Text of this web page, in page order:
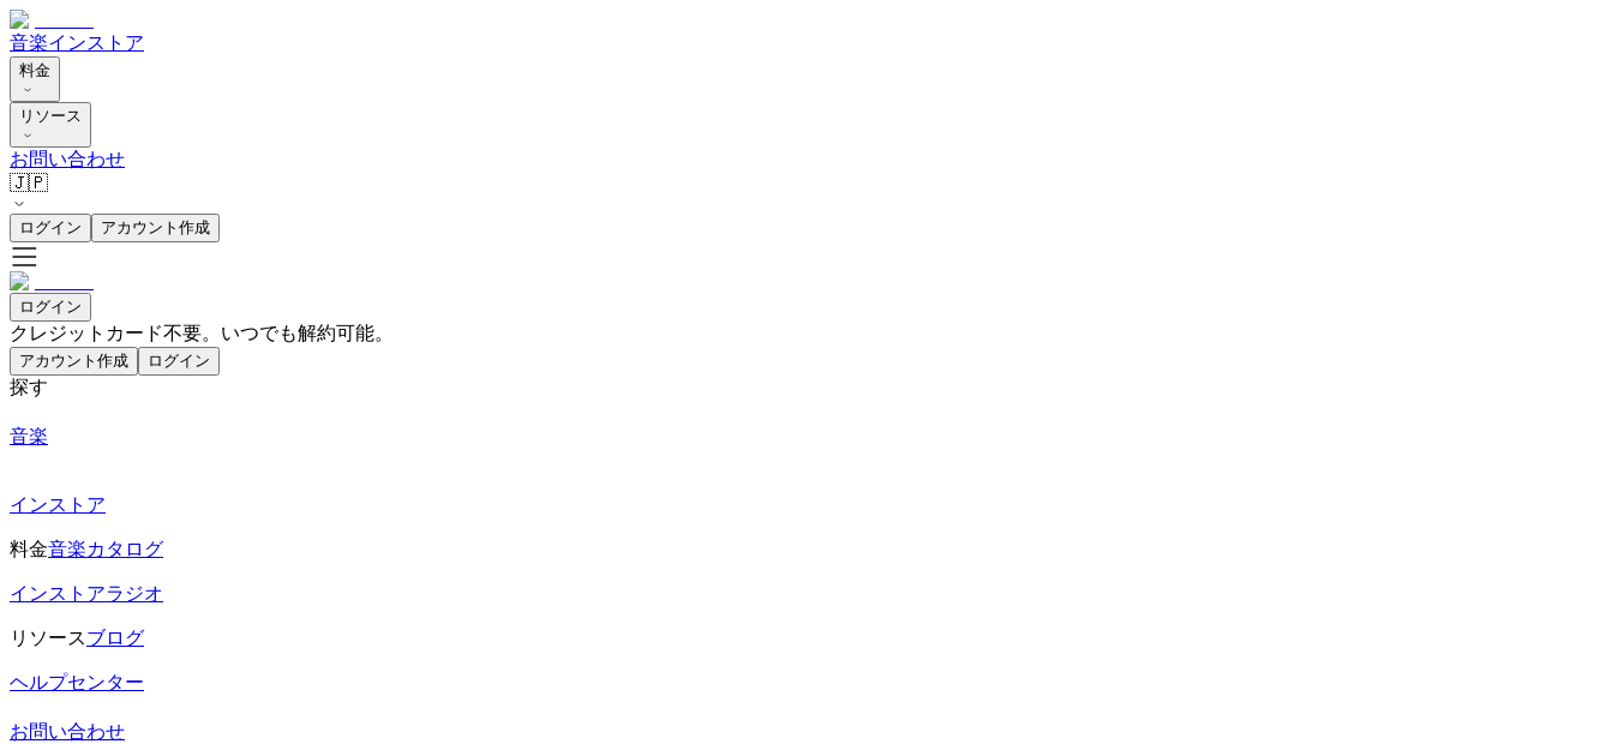
音楽インストア
料金
リソース
お問い合わせ
🇯🇵
ログイン アカウント作成
ログイン
クレジットカード不要。いつでも解約可能。
アカウント作成 ログイン
探す
音楽
インストア
料金音楽カタログ
インストアラジオ
リソースブログ
ヘルプセンター
お問い合わせ